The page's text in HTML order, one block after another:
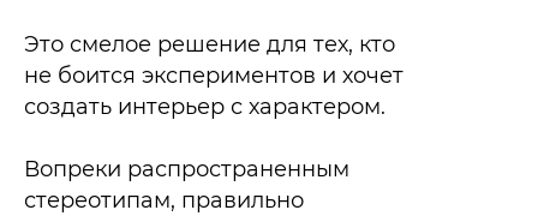
Это смелое решение для тех, кто
не боится экспериментов и хочет
создать интерьер с характером.
Вопреки распространенным
стереотипам, правильно